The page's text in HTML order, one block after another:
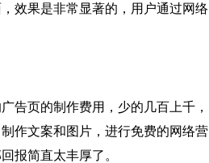
效果是非常显著的，用户通过网络
页的制作费用，少的几百上千，
作文案和图片，进行免费的网络营
报简直太丰厚了。